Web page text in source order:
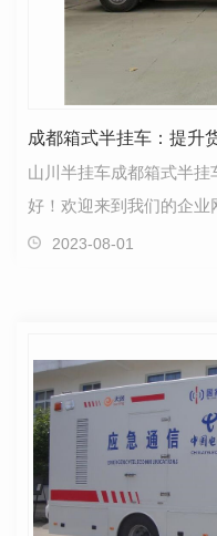
成都箱式半挂车：提升
山川半挂车成都箱式半
好！欢迎来到我们的企
用的货物运输工具——成
2023-08-01